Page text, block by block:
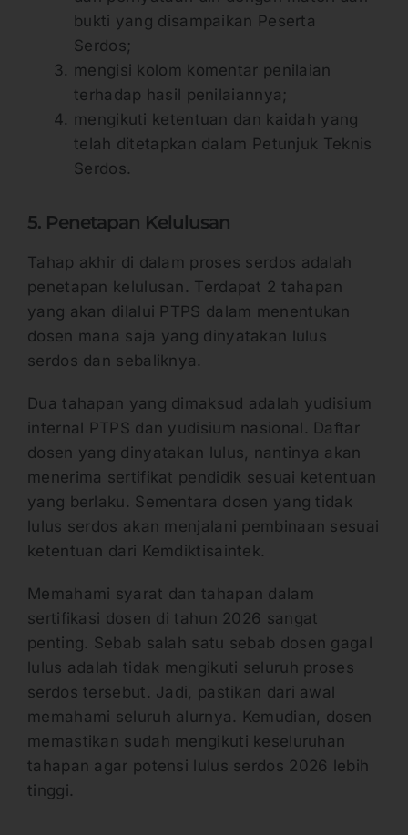
bukti yang disampaikan Peserta
Serdos;
mengisi kolom komentar penilaian
terhadap hasil penilaiannya;
mengikuti ketentuan dan kaidah yang
telah ditetapkan dalam Petunjuk Teknis
Serdos.
5. Penetapan Kelulusan
Tahap akhir di dalam proses serdos adalah
penetapan kelulusan. Terdapat 2 tahapan
yang akan dilalui PTPS dalam menentukan
dosen mana saja yang dinyatakan lulus
serdos dan sebaliknya.
Dua tahapan yang dimaksud adalah yudisium
internal PTPS dan yudisium nasional. Daftar
dosen yang dinyatakan lulus, nantinya akan
menerima sertifikat pendidik sesuai ketentuan
yang berlaku. Sementara dosen yang tidak
lulus serdos akan menjalani pembinaan sesuai
ketentuan dari Kemdiktisaintek.
Memahami syarat dan tahapan dalam
sertifikasi dosen di tahun 2026 sangat
penting. Sebab salah satu sebab dosen gagal
lulus adalah tidak mengikuti seluruh proses
serdos tersebut. Jadi, pastikan dari awal
memahami seluruh alurnya. Kemudian, dosen
memastikan sudah mengikuti keseluruhan
tahapan agar potensi lulus serdos 2026 lebih
tinggi.